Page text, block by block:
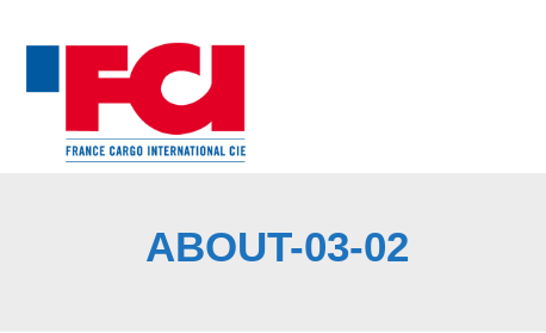
ABOUT-03-02